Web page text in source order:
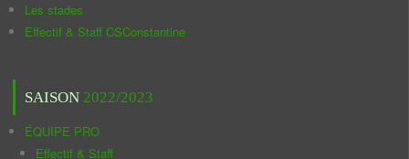
Les stades
Effectif & Staff CSConstantine
SAISON 2022/2023
ÉQUIPE PRO
Effectif & Staff